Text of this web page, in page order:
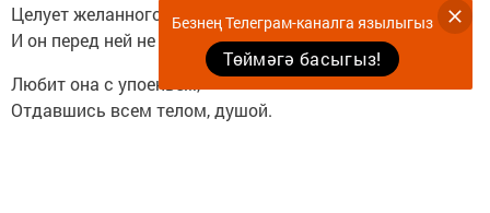
Целует желанного страстно -
И он перед ней не устоит.
Любит она с упоеньем,
Отдавшись всем телом, душой.
Безнең Телеграм-каналга язылыгыз
Төймәгә басыгыз!